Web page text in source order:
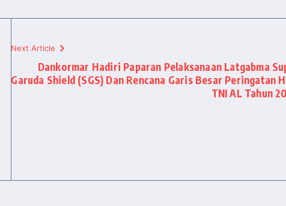
Next Article
Dankormar Hadiri Paparan Pelaksanaan Latgabma
Garuda Shield (SGS) Dan Rencana Garis Besar Peringatan
TNI AL Tahun